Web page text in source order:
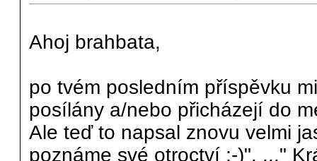
Ahoj brahbata,
po tvém posledním příspěvku
posílány a/nebo přicházejí do
Ale teď to napsal znovu velmi
poznáme své otroctví ;-)". ..."